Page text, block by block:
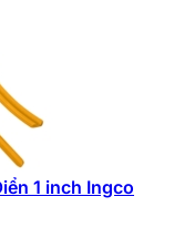
1 inch Ingco